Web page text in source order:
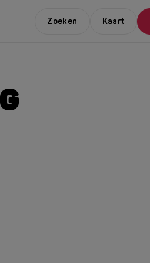
Zoeken Kaart